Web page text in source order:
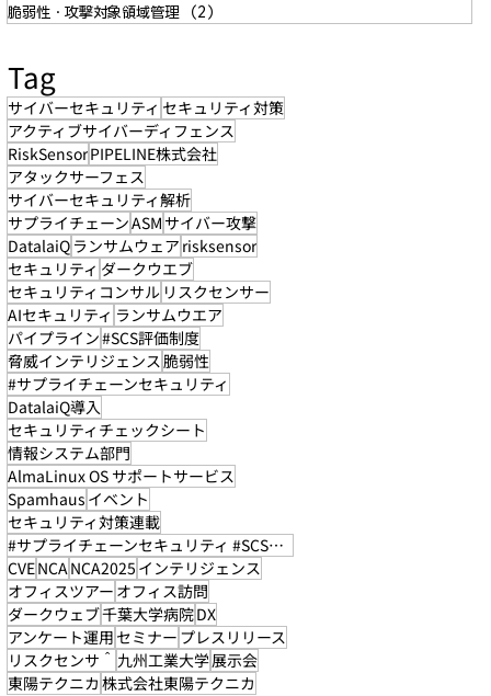
脆弱性・攻撃対象領域管理
（2）
Tag
サイバーセキュリティ セキュリティ対策
アクティブサイバーディフェンス
RiskSensorPIPELINE株式会社
アタックサーフェス
サイバーセキュリティ解析
サプライチェーンASM サイバー攻撃
DatalaiQ ランサムウェア risksensor
セキュリティ ダークウエブ
セキュリティコンサル リスクセンサー
AIセキュリティ ランサムウエア
パイプライン#SCS評価制度
脅威インテリジェンス脆弱性
#サプライチェーンセキュリティ
DatalaiQ導入
セキュリティチェックシート
情報システム部門
AlmaLinux OS サポートサービス
Spamhaus イベント
セキュリティ対策連載
#サプライチェーンセキュリティ #SCS評価制度
CVENCANCA2025 インテリジェンス
オフィスツアー オフィス訪問
ダークウェブ千葉大学病院DX
アンケート運用 セミナー プレスリリース
リスクセンサ＾ 九州工業大学展示会
東陽テクニカ 株式会社東陽テクニカ